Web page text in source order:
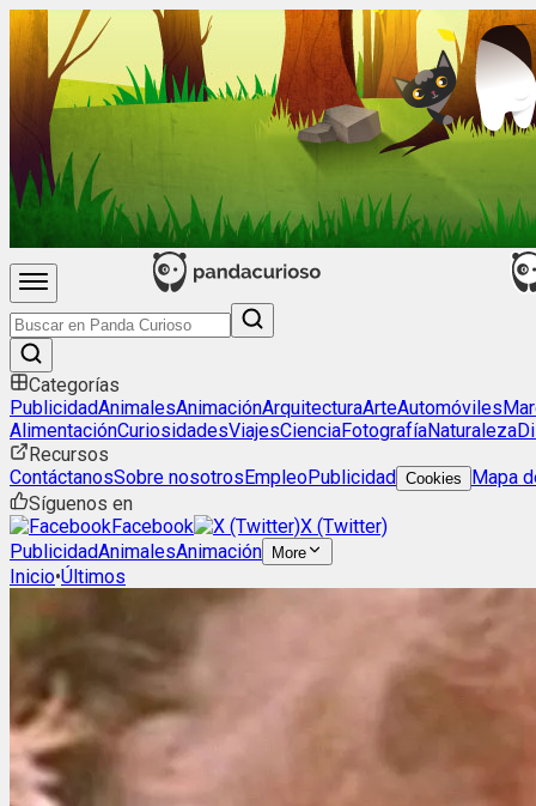
Categorías
PublicidadAnimalesAnimaciónArquitecturaArteAutomóviles
AlimentaciónCuriosidadesViajesCienciaFotografíaNaturaleza
Recursos
ContáctanosSobre nosotrosEmpleoPublicidad Cookies
Mapa
Síguenos en
Facebook
X (Twitter)
PublicidadAnimalesAnimación More
Inicio•Últimos